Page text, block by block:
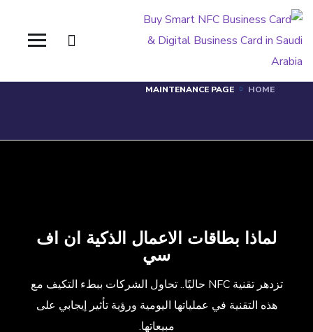
MAINTENANCE PAGE
HOME
MAINTENANCE PAGE
لماذا بطاقات الاعمال الذكية ان اف
سي
تزدهر تقنية NFC حاليًا.. تحاول الشركات ببطء التكيف مع
هذه التقنية في عملياتها اليومية ورؤية تأثير إيجابي على
مبيعاتها.